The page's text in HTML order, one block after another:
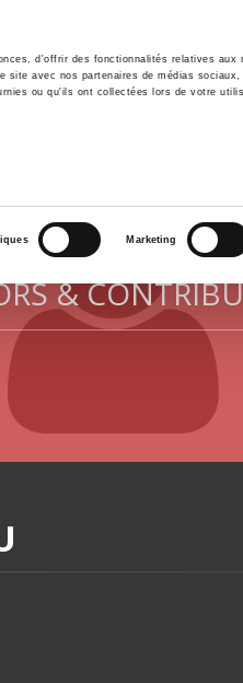
d'offrir des fonctionnalités relatives
site avec nos partenaires de médias
ou qu'ils ont collectées lors de votre
Marketing
History
&